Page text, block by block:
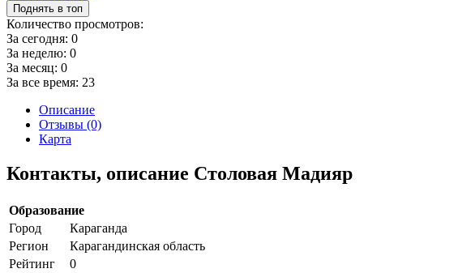
Поднять в топ
Количество просмотров:
За сегодня: 0
За неделю: 0
За месяц: 0
За все время: 23
Описание
Отзывы (0)
Карта
Контакты, описание Столовая Мадияр
Образование
Город
Караганда
Регион
Карагандинская область
Рейтинг
0